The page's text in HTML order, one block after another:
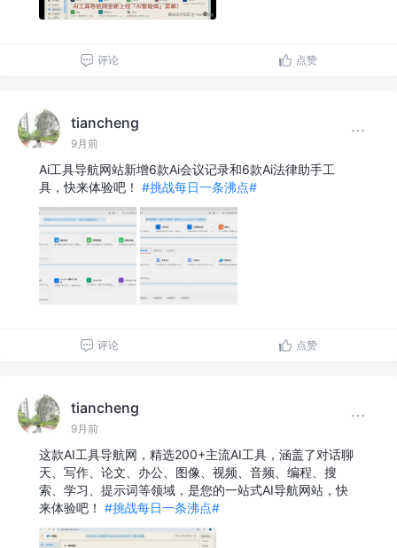
评论 点赞
tiancheng
9月前
Ai工具导航网站新增6款Ai会议记录和6款Ai法律助手工
具，快来体验吧！ #挑战每日一条沸点#
评论 点赞
tiancheng
9月前
这款AI工具导航网，精选200+主流AI工具，涵盖了对话聊
天、写作、论文、办公、图像、视频、音频、编程、搜
索、学习、提示词等领域，是您的一站式AI导航网站，快
来体验吧！ #挑战每日一条沸点#